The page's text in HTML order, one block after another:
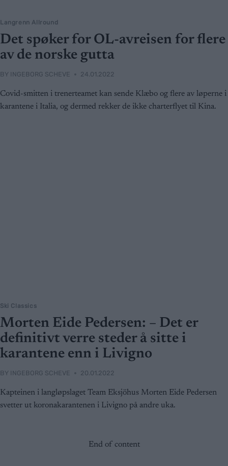
Langrenn Allround
Det spøker for OL-avreisen for flere
av de norske gutta
BY INGEBORG SCHEVE 24.01.2022
Covid-smitten i trenerteamet kan sende Klæbo og flere av løperne i
karantene i Italia, og dermed rekker de ikke charterflyet til Kina.
Ski Classics
Morten Eide Pedersen: – Det er
definitivt verre steder å sitte i
karantene enn i Livigno
BY INGEBORG SCHEVE 20.01.2022
Kapteinen i langløpslaget Team Eksjöhus Morten Eide Pedersen
svetter ut koronakarantenen i Livigno på andre uka.
End of content